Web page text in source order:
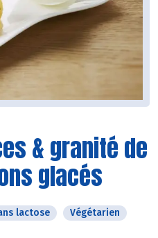
& granité de
glacés
lactose Végétarien